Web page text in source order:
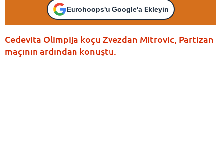
Eurohoops'u Google'a Ekleyin
Cedevita Olimpija koçu Zvezdan Mitrovic, Partizan
maçının ardından konuştu.